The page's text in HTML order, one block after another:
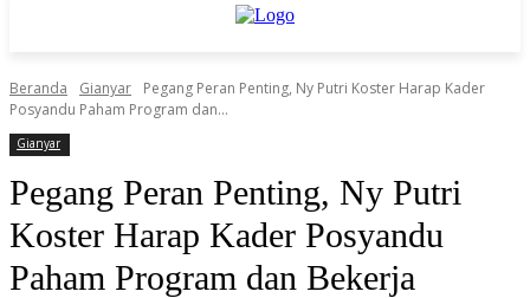
Beranda Gianyar
Pegang Peran Penting, Ny Putri Koster Harap Kader
Posyandu Paham Program dan...
Gianyar
Pegang Peran Penting, Ny Putri
Koster Harap Kader Posyandu
Paham Program dan Bekerja